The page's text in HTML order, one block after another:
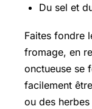
Du sel et
Faites fondre
fromage, en
onctueuse se
facilement
ou des